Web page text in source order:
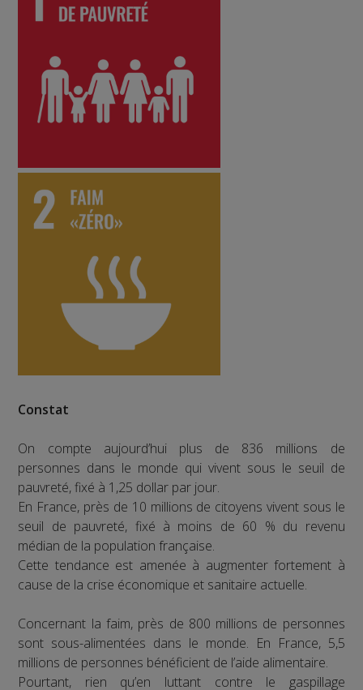
Constat
On compte aujourd’hui plus de 836 millions de
personnes dans le monde qui vivent sous le seuil de
pauvreté, fixé à 1,25 dollar par jour.
En France, près de 10 millions de citoyens vivent sous le
seuil de pauvreté, fixé à moins de 60 % du revenu
médian de la population française.
Cette tendance est amenée à augmenter fortement à
cause de la crise économique et sanitaire actuelle.
Concernant la faim, près de 800 millions de personnes
sont sous-alimentées dans le monde. En France, 5,5
millions de personnes bénéficient de l’aide alimentaire.
Pourtant, rien qu’en luttant contre le gaspillage